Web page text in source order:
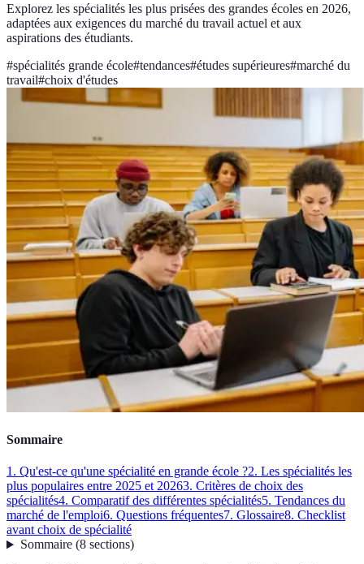
Explorez les spécialités les plus prisées des grandes écoles en 2026,
adaptées aux exigences du marché du travail actuel et aux
aspirations des étudiants.
#spécialités grande école#tendances#études supérieures#marché du
travail#choix d'études
Sommaire
1. Qu'est-ce qu'une spécialité en grande école ?2. Les spécialités les
plus populaires entre 2025 et 20263. Critères de choix des
spécialités4. Comparatif des différentes spécialités5. Tendances du
marché de l'emploi6. Questions fréquentes7. Glossaire8. Checklist
avant choix de spécialité
Sommaire(8 sections)